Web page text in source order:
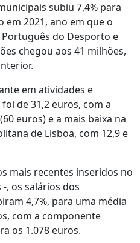
subiu 7,4% para
em 2021, ano em que o
do Desporto e
chegou aos 41 milhões,
em atividades e
de 31,2 euros, com a
euros) e a mais baixa na
de Lisboa, com 12,9 e
mais recentes inseridos no
, os salários dos
4,7%, para uma média
com a componente
os 1.078 euros.